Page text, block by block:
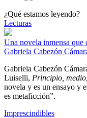
¿Qué estamos leyendo?
Lecturas
Una novela inmensa que
Gabriela Cabezón
Gabriela Cabezón
Luiselli, Principio,
novela y es un ensayo y
es metaficción”.
Imprescindibles